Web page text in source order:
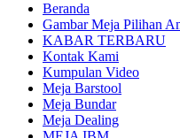
Beranda
Gambar Meja Pilihan
KABAR TERBARU
Kontak Kami
Kumpulan Video
Meja Barstool
Meja Bundar
Meja Dealing